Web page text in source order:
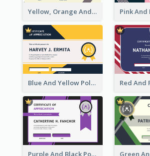
Yellow, Orange And Blue Sunburst Certificate
Blue And Yellow Polygon With Badge Certificate
Purple And Black Polygon Appreciation Certificate